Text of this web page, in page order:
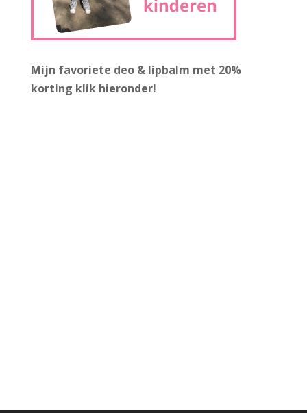
Mijn favoriete deo & lipbalm met 20%
korting klik hieronder!